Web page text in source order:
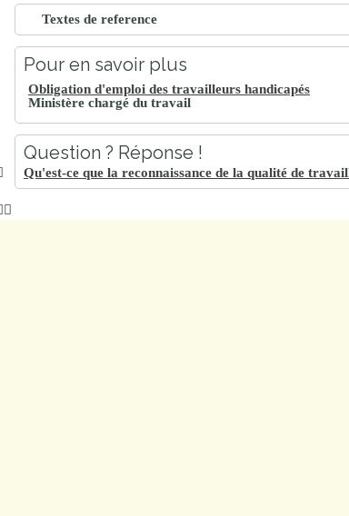
Textes de reference
Pour en savoir plus
Obligation d'emploi des travailleurs handicapés
Ministère chargé du travail
Question ? Réponse !
Qu'est-ce que la reconnaissance de la qualité de